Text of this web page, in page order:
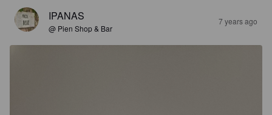
IPANAS
@ Pien Shop & Bar
7 years ago